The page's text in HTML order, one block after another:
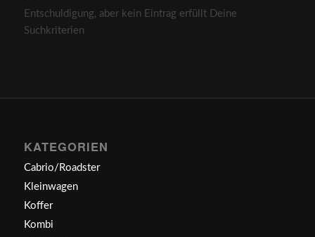
Entschuldigung, aber kein Eintrag erfüllt Deine
Suchkriterien
KATEGORIEN
Cabrio/Roadster
Kleinwagen
Koffer
Kombi